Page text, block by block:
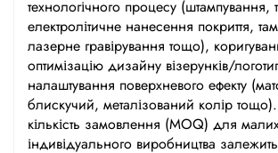
технологічного процесу (штампування,
електролітичне нанесення покриття,
лазерне гравірування тощо),
оптимізацію дизайну візерунків/
налаштування поверхневого ефекту
блискучий, металізований колір
кількість замовлення (MOQ) для
індивідуального виробництва залежить